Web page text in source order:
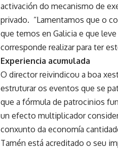
activación do mecanismo de
privado. “Lamentamos que o
que temos en Galicia e que
corresponde realizar para ter
Experiencia acumulada
O director reivindicou a boa
estruturar os eventos que se
que a fórmula de patrocinios
un efecto multiplicador
conxunto da economía
Tamén está acreditado o seu